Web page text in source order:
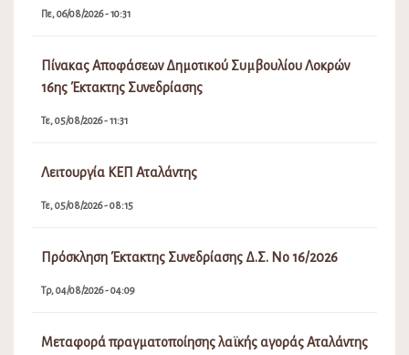
Πε, 06/08/2026 - 10:31
Πίνακας Αποφάσεων Δημοτικού Συμβουλίου Λοκρών
16ης Έκτακτης Συνεδρίασης
Τε, 05/08/2026 - 11:31
Λειτουργία ΚΕΠ Αταλάντης
Τε, 05/08/2026 - 08:15
Πρόσκληση Έκτακτης Συνεδρίασης Δ.Σ. Νο 16/2026
Τρ, 04/08/2026 - 04:09
Μεταφορά πραγματοποίησης λαϊκής αγοράς Αταλάντης